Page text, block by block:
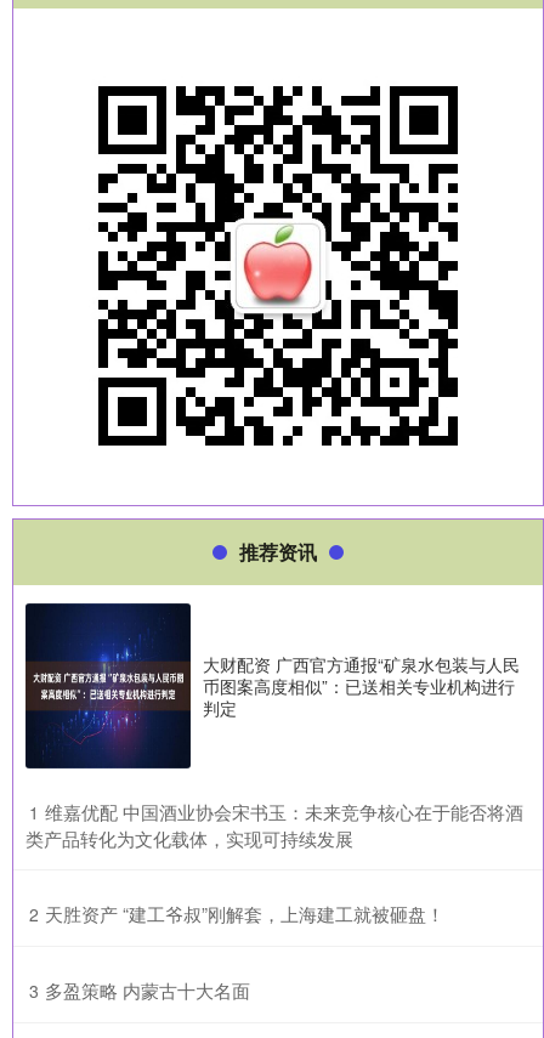
推荐资讯
大财配资 广西官方通报“矿泉水包装与人民
币图案高度相似”：已送相关专业机构进行
判定
1 ​维嘉优配 中国酒业协会宋书玉：未来竞争核心在于能否将酒
类产品转化为文化载体，实现可持续发展
2 ​天胜资产 “建工爷叔”刚解套，上海建工就被砸盘！
3 ​多盈策略 内蒙古十大名面